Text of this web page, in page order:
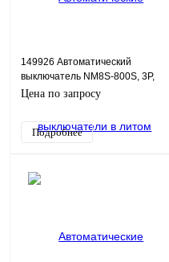
149926 Автоматический
выключатель NM8S-800S, 3P,
800А, 50кА
Цена по запросу
Подробнее